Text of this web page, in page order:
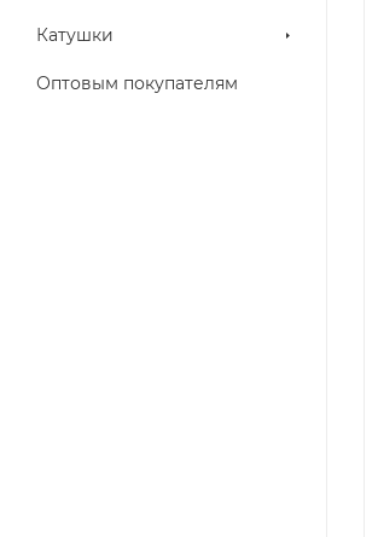
Катушки
Оптовым покупателям